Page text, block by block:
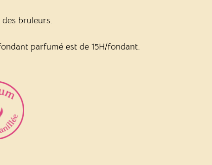
des bruleurs.
parfumé est de 15H/fondant.